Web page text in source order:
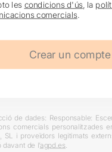
les condicions d'ús , la
comercials.
de dades: Responsable:
comercials
SL i proveïdors legitimats
de l’agpd.es